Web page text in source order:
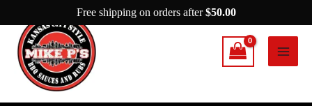
to
content
Free shipping on orders after$50.00